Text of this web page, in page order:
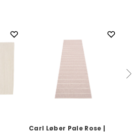
Carl Løber Pale Rose |